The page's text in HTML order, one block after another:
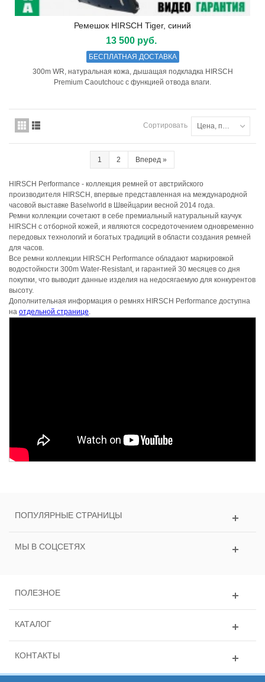
Ремешок HIRSCH Tiger, синий
13 500 руб.
БЕСПЛАТНАЯ ДОСТАВКА
300m WR, натуральная кожа, дышащая подкладка HIRSCH
Premium Caoutchouc с функцией отвода влаги.
Сортировать Цена, по возрастанию
1 2 Вперед »
HIRSCH Performance - коллекция ремней от австрийского
производителя HIRSCH, впервые представленная на международной
часовой выставке Baselworld в Швейцарии весной 2014 года.
Ремни коллекции сочетают в себе премиальный натуральный каучук
HIRSCH с отборной кожей, и являются сосредоточением одновременно
передовых технологий и богатых традиций в области создания ремней
для часов.
Все ремни коллекции HIRSCH Performance обладают маркировкой
водостойкости 300m Water-Resistant, и гарантией 30 месяцев со дня
покупки, что выводит данные изделия на недосягаемую для конкурентов
высоту.
Дополнительная информация о ремнях HIRSCH Performance доступна
на отдельной странице.
ПОПУЛЯРНЫЕ СТРАНИЦЫ
МЫ В СОЦСЕТЯХ
ПОЛЕЗНОЕ
КАТАЛОГ
КОНТАКТЫ